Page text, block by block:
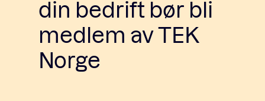
din bedrift bør bli
medlem av TEK
Norge